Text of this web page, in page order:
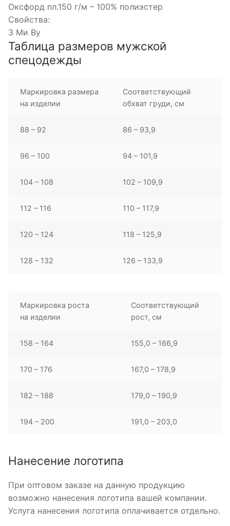
Оксфорд пл.150 г/м – 100% полиэстер
Свойства:
З Ми Ву
Таблица размеров мужской
спецодежды
Маркировка размера
на изделии
Соответствующий
обхват груди, см
88 – 92 86 – 93,9
96 – 100 94 – 101,9
104 – 108 102 – 109,9
112 – 116 110 – 117,9
120 – 124 118 – 125,9
128 – 132 126 – 133,9
Маркировка роста
на изделии
Соответствующий
рост, см
158 – 164 155,0 – 166,9
170 – 176 167,0 – 178,9
182 – 188 179,0 – 190,9
194 – 200 191,0 – 203,0
Нанесение логотипа
При оптовом заказе на данную продукцию
возможно нанесения логотипа вашей компании.
Услуга нанесения логотипа оплачивается отдельно.